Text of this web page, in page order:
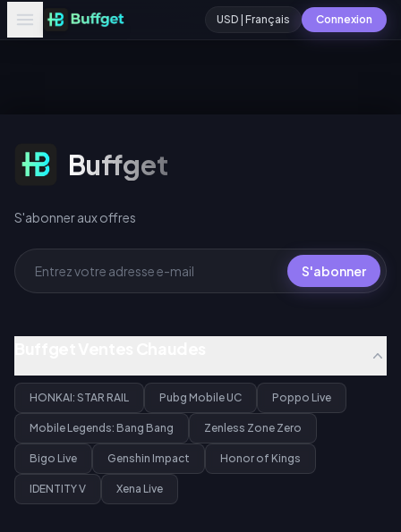
USD | Français Connexion
S'abonner aux offres
Buffget
S'abonner aux offres
S'abonner
HONKAI: STAR RAIL Pubg Mobile UC Poppo Live
Mobile Legends: Bang Bang Zenless Zone Zero
Bigo Live Genshin Impact Honor of Kings
IDENTITY V Xena Live